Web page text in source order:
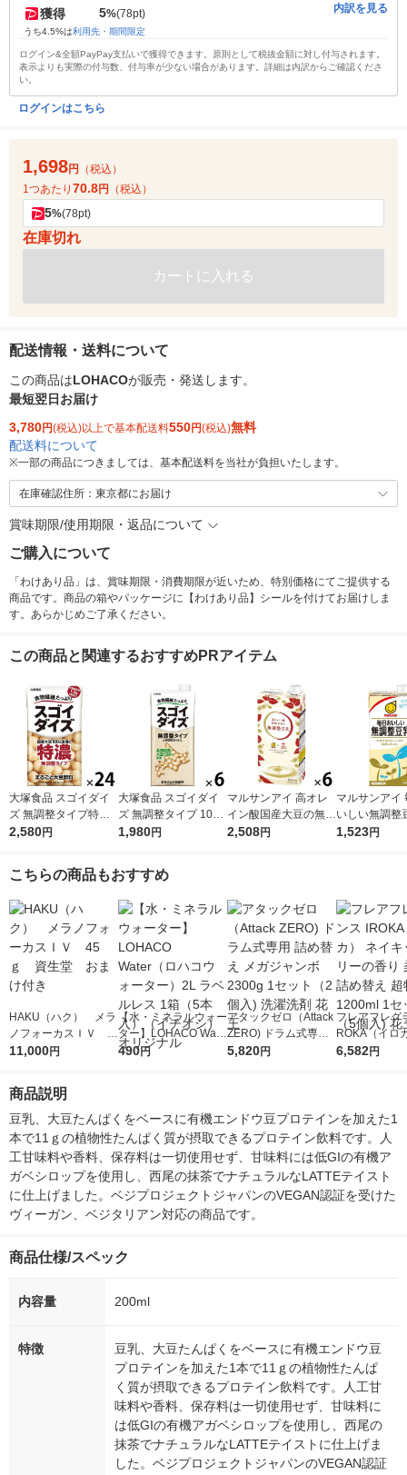
獲得 5%(78pt)
うち4.5%は利用先・期間限定
内訳を見る
ログイン&全額PayPay支払いで獲得できます。原則として税抜金額に対し付与されます。
表示よりも実際の付与数、付与率が少ない場合があります。詳細は内訳からご確認くださ
い。
ログインはこちら
1,698円
（税込）
1つあたり 70.8円 （税込）
5%(78pt)
在庫切れ
カートに入れる
配送情報・送料について
この商品はLOHACOが販売・発送します。
最短翌日お届け
3,780円(税込)以上で基本配送料550円(税込)無料
配送料について
※一部の商品につきましては、基本配送料を当社が負担いたします。
在庫確認住所：東京都にお届け
賞味期限/使用期限・返品について
ご購入について
「わけあり品」は、賞味期限・消費期限が近いため、特別価格にてご提供する
商品です。商品の箱やパッケージに【わけあり品】シールを付けてお届けしま
す。あらかじめご了承ください。
この商品と関連するおすすめPRアイテム
大塚食品 スゴイダイ
ズ 無調整タイプ特濃
125ml 1箱（24本入）
2,580円
大塚食品 スゴイダイ
ズ 無調整タイプ 1000
ml 1箱（6本入）
1,980円
マルサンアイ 高オレ
イン酸国産大豆の無調
整豆乳 1000ml 1箱
2,508円
マルサンアイ
いしい無調整
0ml（1リット
1,523円
こちらの商品もおすすめ
HAKU（ハク） メラ
ノフォーカスＩＶ 4
5ｇ 資生堂 おまけ
11,000円
【水・ミネラルウォー
ター】LOHACO Wate
r（ロハコウォータ
490円
アタックゼロ（Attack
ZERO) ドラム式専用
詰め替え メガジャン
5,820円
フレアフレグ
ROKA（イロ
イキッドリリ
6,582円
商品説明
豆乳、大豆たんぱくをベースに有機エンドウ豆プロテインを加えた1
本で11ｇの植物性たんぱく質が摂取できるプロテイン飲料です。人
工甘味料や香料、保存料は一切使用せず、甘味料には低GIの有機ア
ガベシロップを使用し、西尾の抹茶でナチュラルなLATTEテイスト
に仕上げました。ベジプロジェクトジャパンのVEGAN認証を受けた
ヴィーガン、ベジタリアン対応の商品です。
商品仕様/スペック
内容量 200ml
特徴
豆乳、大豆たんぱくをベースに有機エンドウ豆
プロテインを加えた1本で11ｇの植物性たんぱ
く質が摂取できるプロテイン飲料です。人工甘
味料や香料、保存料は一切使用せず、甘味料に
は低GIの有機アガベシロップを使用し、西尾の
抹茶でナチュラルなLATTEテイストに仕上げま
した。ベジプロジェクトジャパンのVEGAN認証